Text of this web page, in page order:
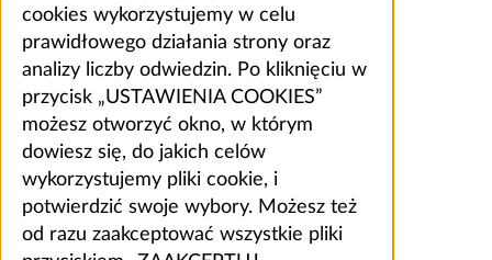
cookies wykorzystujemy w celu
prawidłowego działania strony oraz
analizy liczby odwiedzin. Po kliknięciu w
przycisk „USTAWIENIA COOKIES”
możesz otworzyć okno, w którym
dowiesz się, do jakich celów
wykorzystujemy pliki cookie, i
potwierdzić swoje wybory. Możesz też
od razu zaakceptować wszystkie pliki